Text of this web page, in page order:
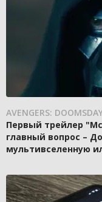
AVENGERS:
Первый трейлер
главный вопрос –
мультивселенную